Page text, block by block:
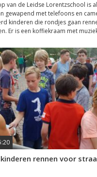
van de Leidse Lorentzschool is
gewapend met telefoons en
kinderen die rondjes gaan
Er is een koffiekraam met
rennen voor